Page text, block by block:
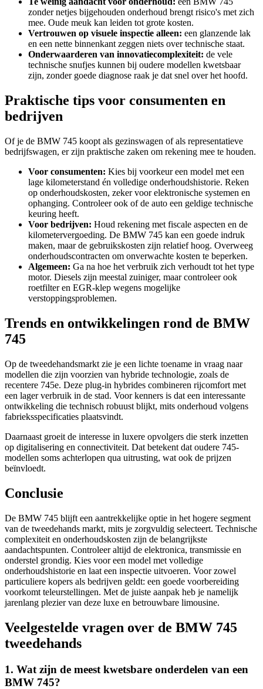
zonder netjes bijgehouden onderhoud brengt risico's met zich
mee. Oude meuk kan leiden tot grote kosten.
Vertrouwen op visuele inspectie alleen: een glanzende lak
en een nette binnenkant zeggen niets over technische staat.
Onderwaarderen van innovatiecomplexiteit: de vele
technische snufjes kunnen bij oudere modellen kwetsbaar
zijn, zonder goede diagnose raak je dat snel over het hoofd.
Praktische tips voor consumenten en
bedrijven
Of je de BMW 745 koopt als gezinswagen of als representatieve
bedrijfswagen, er zijn praktische zaken om rekening mee te houden.
Voor consumenten: Kies bij voorkeur een model met een
lage kilometerstand én volledige onderhoudshistorie. Reken
op onderhoudskosten, zeker voor elektronische systemen en
ophanging. Controleer ook of de auto een geldige technische
keuring heeft.
Voor bedrijven: Houd rekening met fiscale aspecten en de
kilometervergoeding. De BMW 745 kan een goede indruk
maken, maar de gebruikskosten zijn relatief hoog. Overweeg
onderhoudscontracten om onverwachte kosten te beperken.
Algemeen: Ga na hoe het verbruik zich verhoudt tot het type
motor. Diesels zijn meestal zuiniger, maar controleer ook
roetfilter en EGR-klep wegens mogelijke
verstoppingsproblemen.
Trends en ontwikkelingen rond de BMW
745
Op de tweedehandsmarkt zie je een lichte toename in vraag naar
modellen die zijn voorzien van hybride technologie, zoals de
recentere 745e. Deze plug-in hybrides combineren rijcomfort met
een lager verbruik in de stad. Voor kenners is dat een interessante
ontwikkeling die technisch robuust blijkt, mits onderhoud volgens
fabrieksspecificaties plaatsvindt.
Daarnaast groeit de interesse in luxere opvolgers die sterk inzetten
op digitalisering en connectiviteit. Dat betekent dat oudere 745-
modellen soms achterlopen qua uitrusting, wat ook de prijzen
beïnvloedt.
Conclusie
De BMW 745 blijft een aantrekkelijke optie in het hogere segment
van de tweedehands markt, mits je zorgvuldig selecteert. Technische
complexiteit en onderhoudskosten zijn de belangrijkste
aandachtspunten. Controleer altijd de elektronica, transmissie en
onderstel grondig. Kies voor een model met volledige
onderhoudshistorie en laat een inspectie uitvoeren. Voor zowel
particuliere kopers als bedrijven geldt: een goede voorbereiding
voorkomt teleurstellingen. Met de juiste aanpak heb je namelijk
jarenlang plezier van deze luxe en betrouwbare limousine.
Veelgestelde vragen over de BMW 745
tweedehands
1. Wat zijn de meest kwetsbare onderdelen van een
BMW 745?